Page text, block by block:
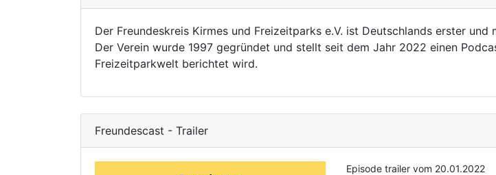
Der Freundeskreis Kirmes und Freizeitparks e.V. ist Deutschlands erster
Der Verein wurde 1997 gegründet und stellt seit dem Jahr 2022 einen
Freizeitparkwelt berichtet wird.
Freundescast - Trailer
Episode trailer vom 20.01.2022